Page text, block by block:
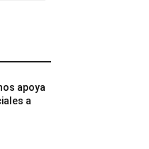
apoya
a